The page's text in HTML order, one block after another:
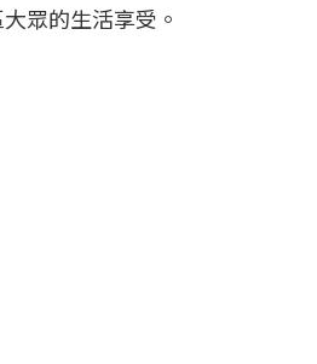
眾的生活享受。